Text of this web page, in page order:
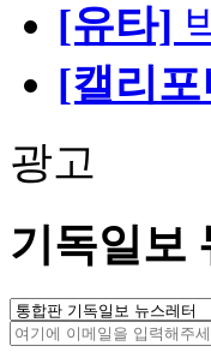
[유타]
[캘리
광고
기독일보